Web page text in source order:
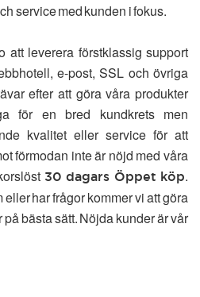
service med kunden i fokus.
att leverera förstklassig support
e-post, SSL och övriga
efter att göra våra produkter
för en bred kundkrets men
kvalitet eller service för att
förmodan inte är nöjd med våra
30 dagars Öppet köp.
har frågor kommer vi att göra
bästa sätt. Nöjda kunder är vår